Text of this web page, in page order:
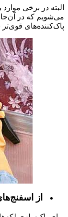
البته در برخی
می‌شویم که در آن‌جا
پاک‌کننده‌های
از